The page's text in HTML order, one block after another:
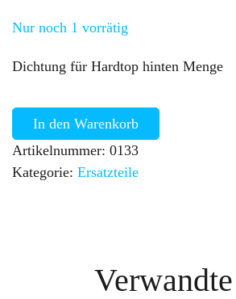
Nur noch 1 vorrätig
Dichtung für Hardtop hinten Menge
In den Warenkorb
Artikelnummer: 0133
Kategorie: Ersatzteile